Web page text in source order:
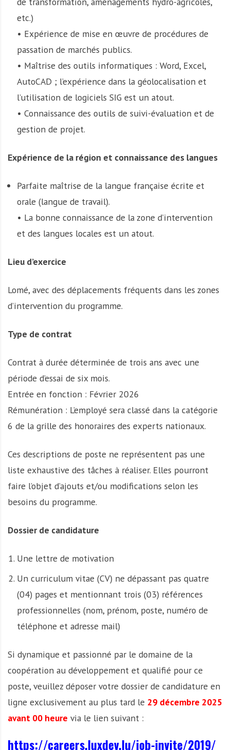
etc.)
• Expérience de mise en œuvre de procédures de
passation de marchés publics.
• Maîtrise des outils informatiques : Word, Excel,
AutoCAD ; l’expérience dans la géolocalisation et
l’utilisation de logiciels SIG est un atout.
• Connaissance des outils de suivi-évaluation et de
gestion de projet.
Expérience de la région et connaissance des langues
Parfaite maîtrise de la langue française écrite et
orale (langue de travail).
• La bonne connaissance de la zone d’intervention
et des langues locales est un atout.
Lieu d’exercice
Lomé, avec des déplacements fréquents dans les zones
d’intervention du programme.
Type de contrat
Contrat à durée déterminée de trois ans avec une
période d’essai de six mois.
Entrée en fonction : Février 2026
Rémunération : L’employé sera classé dans la catégorie
6 de la grille des honoraires des experts nationaux.
Ces descriptions de poste ne représentent pas une
liste exhaustive des tâches à réaliser. Elles pourront
faire l’objet d’ajouts et/ou modifications selon les
besoins du programme.
Dossier de candidature
Une lettre de motivation
Un curriculum vitae (CV) ne dépassant pas quatre
(04) pages et mentionnant trois (03) références
professionnelles (nom, prénom, poste, numéro de
téléphone et adresse mail)
Si dynamique et passionné par le domaine de la
coopération au développement et qualifié pour ce
poste, veuillez déposer votre dossier de candidature en
ligne exclusivement au plus tard le 29 décembre 2025
avant 00 heure via le lien suivant :
https://careers.luxdev.lu/job-invite/2019/